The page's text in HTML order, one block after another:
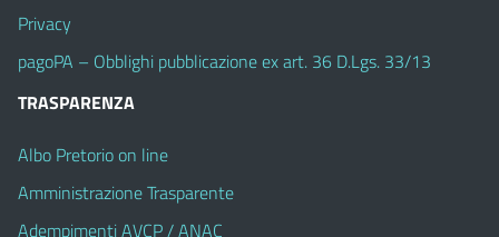
Privacy
pagoPA – Obblighi pubblicazione ex art. 36 D.Lgs. 33/13
TRASPARENZA
Albo Pretorio on line
Amministrazione Trasparente
Adempimenti AVCP / ANAC